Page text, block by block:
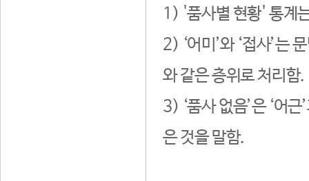
1) '품사별 현황' 통계
2) ‘어미’와 ‘접사’는
와 같은 층위로 처리함.
3) ‘품사 없음’은 ‘어
은 것을 말함.